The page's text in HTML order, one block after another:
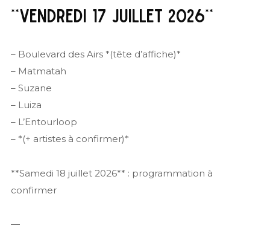
**VENDREDI 17 JUILLET 2026**
– Boulevard des Airs *(tête d’affiche)*
– Matmatah
– Suzane
– Luiza
– L’Entourloop
– *(+ artistes à confirmer)*
**Samedi 18 juillet 2026** : programmation à
confirmer
—